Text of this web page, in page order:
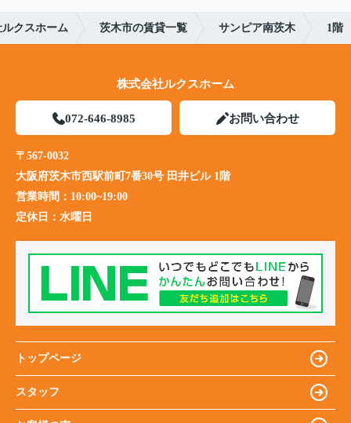
クスホーム 茨木市の賃貸一覧 サンピア南茨木 1階
株式会社ルクスホーム
072-646-8985 お問い合わせ
〒567-0032
大阪府茨木市西駅前町7番30号 田井ビル 1階
営業時間： 10:00~19:00
定休日： 水曜日
トップページ
スタッフ